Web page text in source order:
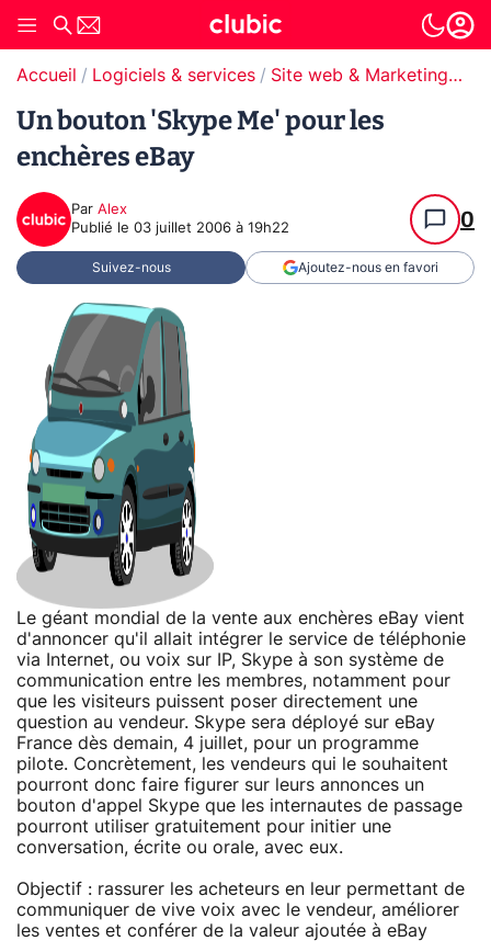
Accueil Logiciels & services Site web & Marketing Digital
Un bouton 'Skype Me' pour les
enchères eBay
Par Alex
Publié le 03 juillet 2006 à 19h22 0
Suivez-nous Ajoutez-nous en favori
Le géant mondial de la vente aux enchères eBay vient
d'annoncer qu'il allait intégrer le service de téléphonie
via Internet, ou voix sur IP, Skype à son système de
communication entre les membres, notamment pour
que les visiteurs puissent poser directement une
question au vendeur. Skype sera déployé sur eBay
France dès demain, 4 juillet, pour un programme
pilote. Concrètement, les vendeurs qui le souhaitent
pourront donc faire figurer sur leurs annonces un
bouton d'appel Skype que les internautes de passage
pourront utiliser gratuitement pour initier une
conversation, écrite ou orale, avec eux.
Objectif : rassurer les acheteurs en leur permettant de
communiquer de vive voix avec le vendeur, améliorer
les ventes et conférer de la valeur ajoutée à eBay